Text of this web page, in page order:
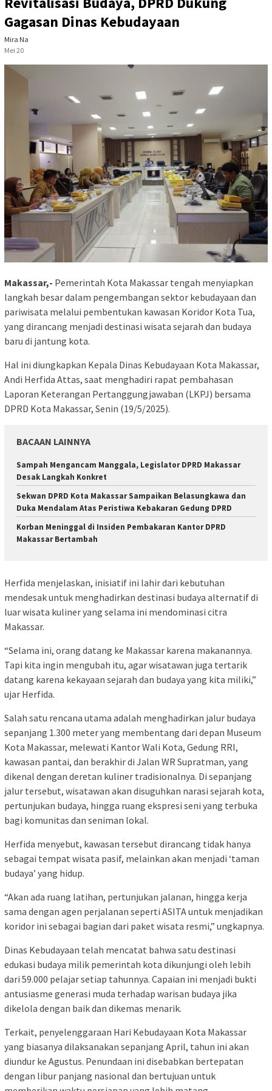
Gagasan Dinas Kebudayaan
Mira Na
Mei 20
Makassar,- Pemerintah Kota Makassar tengah menyiapkan
langkah besar dalam pengembangan sektor kebudayaan dan
pariwisata melalui pembentukan kawasan Koridor Kota Tua,
yang dirancang menjadi destinasi wisata sejarah dan budaya
baru di jantung kota.
Hal ini diungkapkan Kepala Dinas Kebudayaan Kota Makassar,
Andi Herfida Attas, saat menghadiri rapat pembahasan
Laporan Keterangan Pertanggungjawaban (LKPJ) bersama
DPRD Kota Makassar, Senin (19/5/2025).
BACAAN LAINNYA
Sampah Mengancam Manggala, Legislator DPRD Makassar
Desak Langkah Konkret
Sekwan DPRD Kota Makassar Sampaikan Belasungkawa dan
Duka Mendalam Atas Peristiwa Kebakaran Gedung DPRD
Korban Meninggal di Insiden Pembakaran Kantor DPRD
Makassar Bertambah
Herfida menjelaskan, inisiatif ini lahir dari kebutuhan
mendesak untuk menghadirkan destinasi budaya alternatif di
luar wisata kuliner yang selama ini mendominasi citra
Makassar.
“Selama ini, orang datang ke Makassar karena makanannya.
Tapi kita ingin mengubah itu, agar wisatawan juga tertarik
datang karena kekayaan sejarah dan budaya yang kita miliki,”
ujar Herfida.
Salah satu rencana utama adalah menghadirkan jalur budaya
sepanjang 1.300 meter yang membentang dari depan Museum
Kota Makassar, melewati Kantor Wali Kota, Gedung RRI,
kawasan pantai, dan berakhir di Jalan WR Supratman, yang
dikenal dengan deretan kuliner tradisionalnya. Di sepanjang
jalur tersebut, wisatawan akan disuguhkan narasi sejarah kota,
pertunjukan budaya, hingga ruang ekspresi seni yang terbuka
bagi komunitas dan seniman lokal.
Herfida menyebut, kawasan tersebut dirancang tidak hanya
sebagai tempat wisata pasif, melainkan akan menjadi ‘taman
budaya’ yang hidup.
“Akan ada ruang latihan, pertunjukan jalanan, hingga kerja
sama dengan agen perjalanan seperti ASITA untuk menjadikan
koridor ini sebagai bagian dari paket wisata resmi,” ungkapnya.
Dinas Kebudayaan telah mencatat bahwa satu destinasi
edukasi budaya milik pemerintah kota dikunjungi oleh lebih
dari 59.000 pelajar setiap tahunnya. Capaian ini menjadi bukti
antusiasme generasi muda terhadap warisan budaya jika
dikelola dengan baik dan dikemas menarik.
Terkait, penyelenggaraan Hari Kebudayaan Kota Makassar
yang biasanya dilaksanakan sepanjang April, tahun ini akan
diundur ke Agustus. Penundaan ini disebabkan bertepatan
dengan libur panjang nasional dan bertujuan untuk